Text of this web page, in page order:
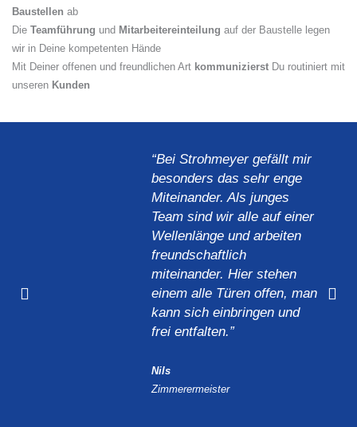
Baustellen ab
Die Teamführung und Mitarbeitereinteilung auf der Baustelle legen
wir in Deine kompetenten Hände
Mit Deiner offenen und freundlichen Art kommunizierst Du routiniert mit
unseren Kunden
“Bei Strohmeyer gefällt mir
besonders das sehr enge
Miteinander. Als junges
Team sind wir alle auf einer
Wellenlänge und arbeiten
freundschaftlich
miteinander. Hier stehen
einem alle Türen offen, man
kann sich einbringen und
frei entfalten.”
Nils
Zimmerermeister